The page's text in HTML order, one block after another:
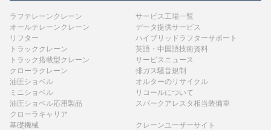
ラフテレーンクレーン
オールテレーンクレーン
リフター
トラッククレーン
トラック搭載型クレーン
クローラクレーン
油圧ショベル
ミニショベル
油圧ショベル応用製品
クローラキャリア
基礎機械
サービス工場一覧
データ提供サービス
ハイブリッドラフターサポート
英語・中国語技術資料
サービスニュース
排ガス騒音規制
オルターのリサイクル
リコールについて
スパークアレスタ相当装備車
クレーンユーザーサイト